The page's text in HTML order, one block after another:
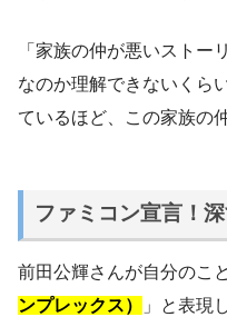
「家族の仲が悪いストー
なのか理解できないくら
ているほど、この家族の
ファミコン宣言！
前田公輝さんが自分のこ
ンプレックス）
」と表現